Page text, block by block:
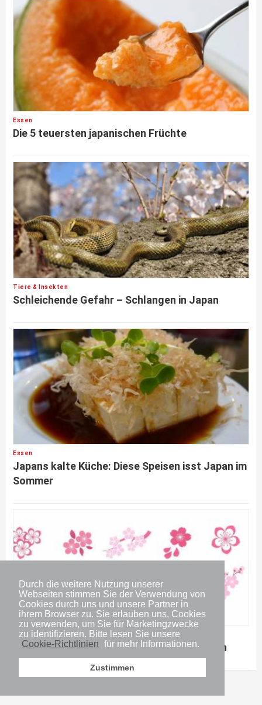
Durch die weitere Nutzung unserer
Webseiten stimmen Sie der Verwendung von
Cookies durch uns und unsere Partner in
ihrem Browser zu. Sie erlauben uns, Cookies
zu verwenden, um Sie für Marketingzwecke
zu identifizieren. Bitte lesen Sie unsere
Cookie-Richtlinien für mehr Informationen.
Zustimmen
Essen
Die 5 teuersten japanischen Früchte
Tiere & Insekten
Schleichende Gefahr – Schlangen in Japan
Essen
Japans kalte Küche: Diese Speisen isst Japan im
Sommer
Sehenswürdigkeiten
Kirschblüte: Diese 10 Sorten blühen in Japan